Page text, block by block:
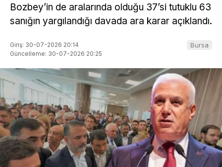
Bozbey’in de aralarında olduğu 37’si tutuklu 63
sanığın yargılandığı davada ara karar açıklandı.
Giriş: 30-07-2026 20:14
Güncelleme: 30-07-2026 20:25
Bursa